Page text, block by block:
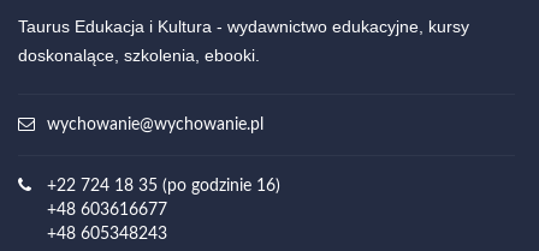
Taurus Edukacja i Kultura - wydawnictwo edukacyjne, kursy
doskonalące, szkolenia, ebooki.
wychowanie@wychowanie.pl
+22 724 18 35 (po godzinie 16)
+48 603616677
+48 605348243